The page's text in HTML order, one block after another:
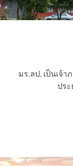
มร.ลป. เป็นเจ้
ปร